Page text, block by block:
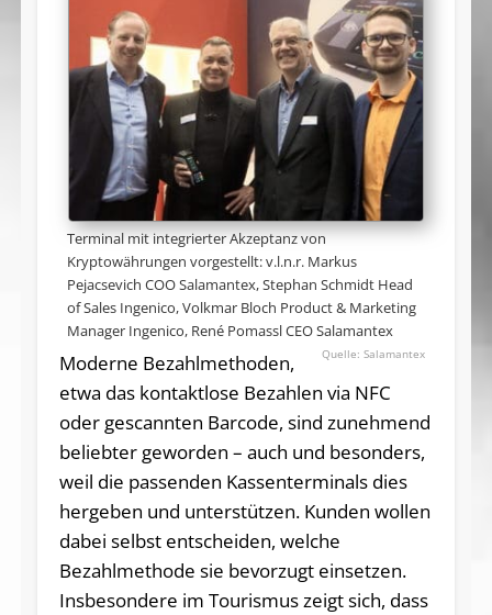
Terminal mit integrierter Akzeptanz von
Kryptowährungen vorgestellt: v.l.n.r. Markus
Pejacsevich COO Salamantex, Stephan Schmidt Head
of Sales Ingenico, Volkmar Bloch Product & Marketing
Manager Ingenico, René Pomassl CEO Salamantex
Salamantex
Moderne Bezahlmethoden,
etwa das kontaktlose Bezahlen via NFC
oder gescannten Barcode, sind zunehmend
beliebter geworden – auch und besonders,
weil die passenden Kassenterminals dies
hergeben und unterstützen. Kunden wollen
dabei selbst entscheiden, welche
Bezahlmethode sie bevorzugt einsetzen.
Insbesondere im Tourismus zeigt sich, dass